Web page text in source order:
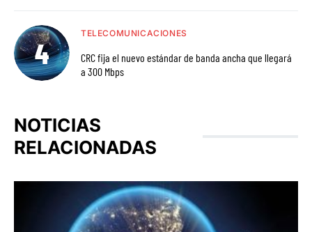
TELECOMUNICACIONES
CRC fija el nuevo estándar de banda ancha que llegará
a 300 Mbps
NOTICIAS
RELACIONADAS